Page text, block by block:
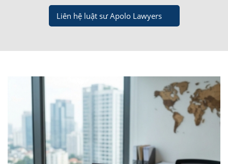
Liên hệ luật sư Apolo Lawyers